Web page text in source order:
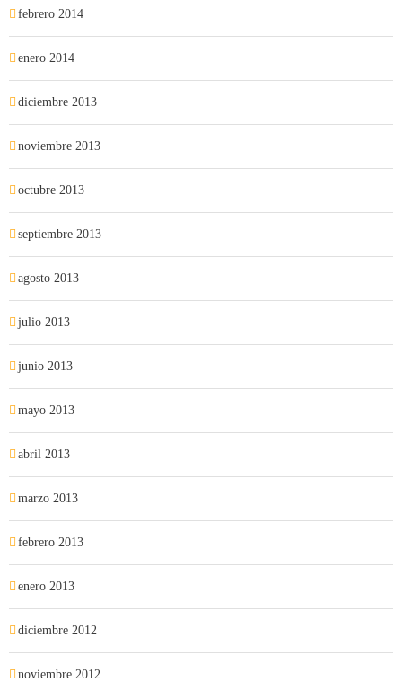
febrero 2014
enero 2014
diciembre 2013
noviembre 2013
octubre 2013
septiembre 2013
agosto 2013
julio 2013
junio 2013
mayo 2013
abril 2013
marzo 2013
febrero 2013
enero 2013
diciembre 2012
noviembre 2012